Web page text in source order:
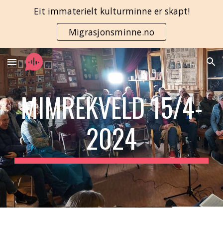
Skip to navigation
Eit immaterielt kulturminne er skapt!
Migrasjonsminne.no
MIMREKVELD 15/4-
2024